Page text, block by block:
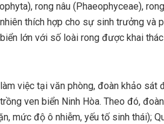
rong nâu (Phaeophyceae),
thích hợp cho sự sinh trưởng và
lớn với số loài rong được khai
việc tại văn phòng, đoàn khảo
ven biển Ninh Hòa. Theo đó,
mức độ ô nhiễm, yếu tố sinh thái);